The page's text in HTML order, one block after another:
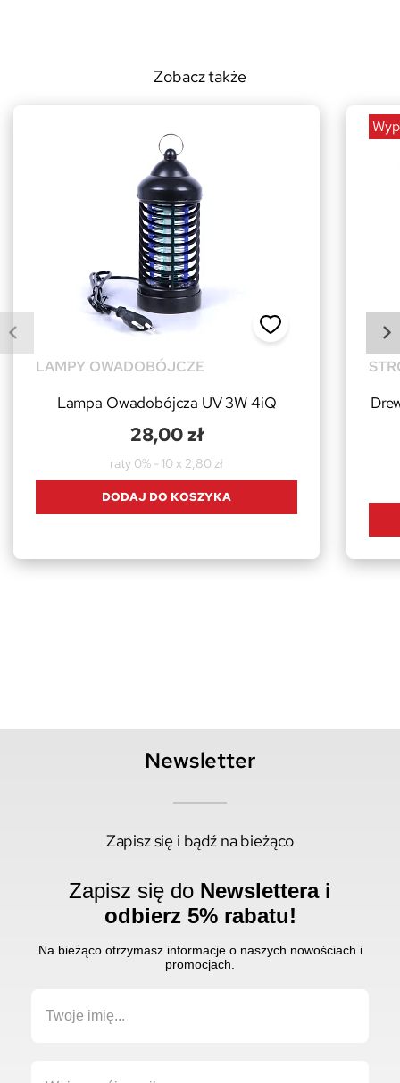
Zobacz także
LAMPY OWADOBÓJCZE
Lampa Owadobójcza UV 3W 4iQ
28,00 zł
raty 0% - 10 x 2,80 zł
DODAJ DO KOSZYKA
Newsletter
Zapisz się i bądź na bieżąco
Zapisz się do Newslettera i
odbierz 5% rabatu!
Na bieżąco otrzymasz informacje o naszych nowościach i
promocjach.